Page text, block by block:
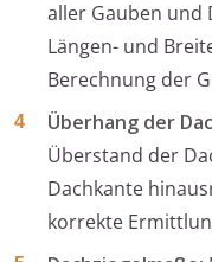
aller Gauben und
Längen- und
Berechnung der
Überhang der
Überstand der
Dachkante
korrekte